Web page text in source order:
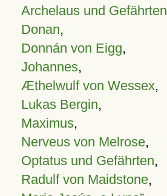
Archelaus und Gefährten
Donan,
Donnán von Eigg,
Johannes,
Æthelwulf von Wessex,
Lukas Bergin,
Maximus,
Nerveus von Melrose,
Optatus und Gefährten,
Radulf von Maidstone,